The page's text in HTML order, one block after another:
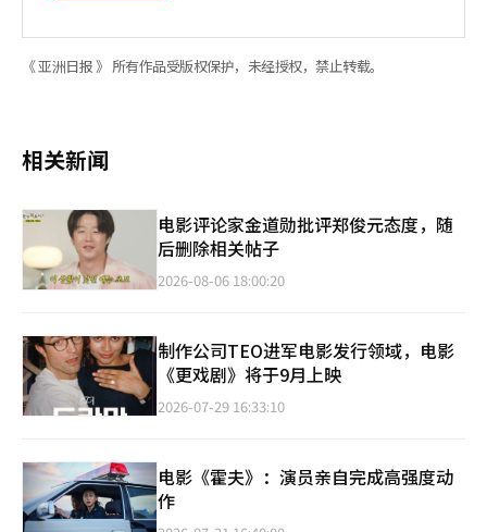
《 亚洲日报 》 所有作品受版权保护，未经授权，禁止转载。
相关新闻
电影评论家金道勋批评郑俊元态度，随
后删除相关帖子
2026-08-06 18:00:20
制作公司TEO进军电影发行领域，电影
《更戏剧》将于9月上映
2026-07-29 16:33:10
电影《霍夫》：演员亲自完成高强度动
作